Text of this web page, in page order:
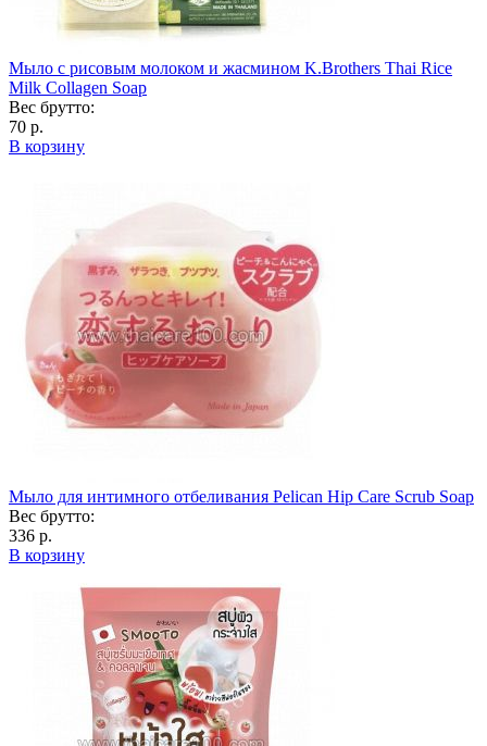
Мыло с рисовым молоком и жасмином K.Brothers Thai Rice
Milk Collagen Soap
Вес брутто:
70 р.
В корзину
Мыло для интимного отбеливания Pelican Hip Care Scrub Soap
Вес брутто:
336 р.
В корзину